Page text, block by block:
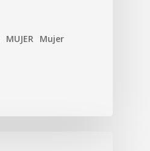
MUJER Mujer